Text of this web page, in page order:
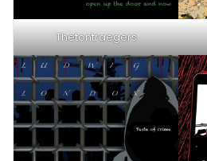
Thetontraegers